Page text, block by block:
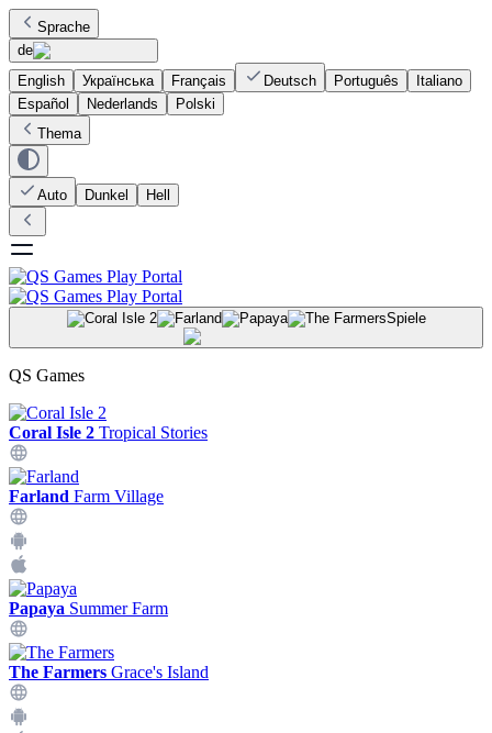
Sprache
de
English
Українська Français Deutsch Português
Italiano
Español
Nederlands
Polski
Thema
Auto Dunkel Hell
Spiele
QS Games
Coral Isle 2 Tropical Stories
Farland Farm Village
Papaya Summer Farm
The Farmers Grace's Island